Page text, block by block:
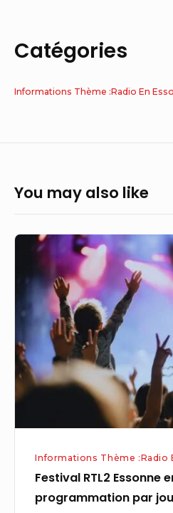
Catégories
Informations Thème :Radio En
You may also like
Festival
Essonne
scène
2024
:
la
programmation
Informations Thème :Radio
Festival RTL2 Essonne
programmation par